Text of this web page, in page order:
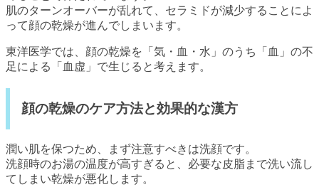
肌のターンオーバーが乱れて、セラミドが減少することによ
って顔の乾燥が進んでしまいます。
東洋医学では、顔の乾燥を「気・血・水」のうち「血」の不
足による「血虚」で生じると考えます。
顔の乾燥のケア方法と効果的な漢方
潤い肌を保つため、まず注意すべきは洗顔です。
洗顔時のお湯の温度が高すぎると、必要な皮脂まで洗い流し
てしまい乾燥が悪化します。